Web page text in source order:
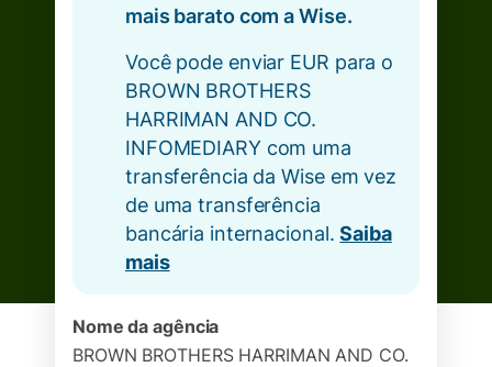
mais barato com a Wise.
Você pode enviar EUR para o
BROWN BROTHERS
HARRIMAN AND CO.
INFOMEDIARY com uma
transferência da Wise em vez
de uma transferência
bancária internacional.Saiba
mais
Nome da agência
BROWN BROTHERS HARRIMAN AND CO.